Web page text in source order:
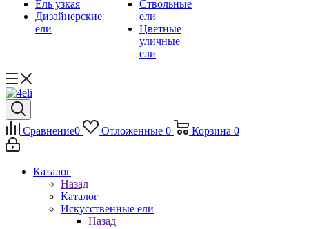
Ель узкая
Дизайнерские
ели
Ствольные
ели
Цветные
уличные
ели
Сравнение0 Отложенные 0 Корзина 0
Каталог
Назад
Каталог
Искусственные ели
Назад